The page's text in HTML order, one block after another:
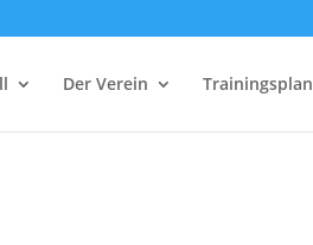
Der Verein Trainingsplan